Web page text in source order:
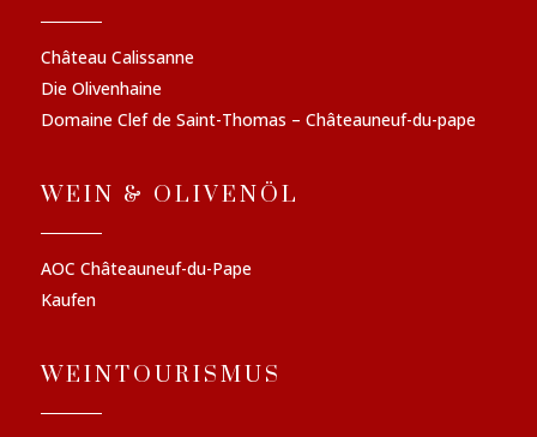
Château Calissanne
Die Olivenhaine
Domaine Clef de Saint-Thomas – Châteauneuf-du-pape
WEIN & OLIVENÖL
AOC Châteauneuf-du-Pape
Kaufen
WEINTOURISMUS